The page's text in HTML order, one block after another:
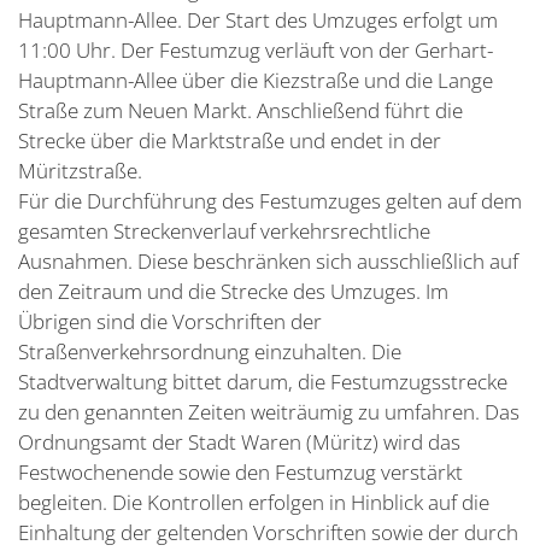
Hauptmann-Allee. Der Start des Umzuges erfolgt um
11:00 Uhr. Der Festumzug verläuft von der Gerhart-
Hauptmann-Allee über die Kiezstraße und die Lange
Straße zum Neuen Markt. Anschließend führt die
Strecke über die Marktstraße und endet in der
Müritzstraße.
Für die Durchführung des Festumzuges gelten auf dem
gesamten Streckenverlauf verkehrsrechtliche
Ausnahmen. Diese beschränken sich ausschließlich auf
den Zeitraum und die Strecke des Umzuges. Im
Übrigen sind die Vorschriften der
Straßenverkehrsordnung einzuhalten. Die
Stadtverwaltung bittet darum, die Festumzugsstrecke
zu den genannten Zeiten weiträumig zu umfahren. Das
Ordnungsamt der Stadt Waren (Müritz) wird das
Festwochenende sowie den Festumzug verstärkt
begleiten. Die Kontrollen erfolgen in Hinblick auf die
Einhaltung der geltenden Vorschriften sowie der durch